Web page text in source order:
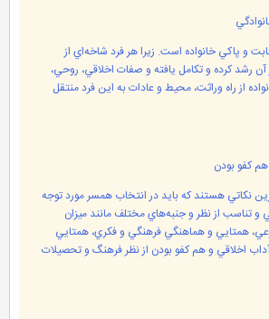
و پاکي خانواده است. زيرا هر فرد شاخه‌اي از
رشد کرده و تکامل يافته و صفات اخلاقي، روحي،
از راه وراثت، محيط و عادات به اين فرد منتقل
نکاتي هستند که بايد در انتخاب همسر مورد توجه
تناسب از نظر و جنبه‌هاي مختلف مانند ميزان
همتايي و هماهنگي فرهنگي و فکري، همتايي
اخلاقي و هم کفو بودن از نظر فرهنگ و تحصيلات